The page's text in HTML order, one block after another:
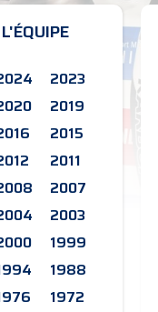
2023
2019
2015
2011
2007
2003
1999
1988
1972